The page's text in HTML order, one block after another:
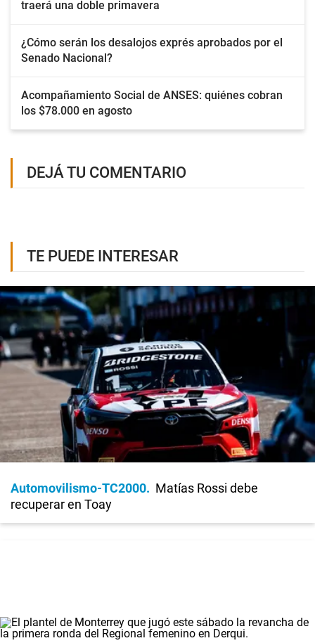
traerá una doble primavera
¿Cómo serán los desalojos exprés aprobados por el
Senado Nacional?
Acompañamiento Social de ANSES: quiénes cobran
los $78.000 en agosto
DEJÁ TU COMENTARIO
TE PUEDE INTERESAR
Automovilismo-TC2000
Matías Rossi debe
recuperar en Toay